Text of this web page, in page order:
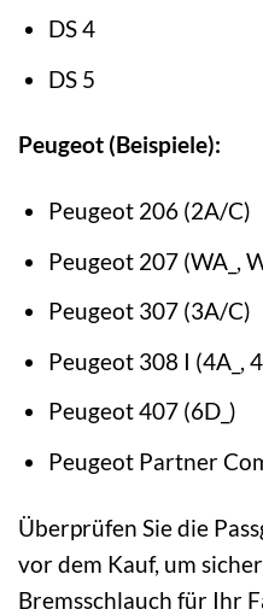
DS 4
DS 5
Peugeot (Beispiele):
Peugeot 206 (2A/C)
Peugeot 207 (WA_,
Peugeot 307 (3A/C)
Peugeot 308 I (4A_,
Peugeot 407 (6D_)
Peugeot Partner
Überprüfen Sie die
vor dem Kauf, um
Bremsschlauch für Ihr